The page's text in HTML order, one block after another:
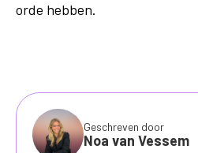
orde hebben.
Geschreven door
Noa van Vessem